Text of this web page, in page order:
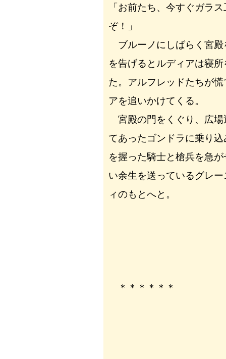
「お前たち、今すぐガラ
ぞ！」
ブルーノにしばらく宮殿
を告げるとルディアは寝
た。アルフレッドたちが
アを追いかけてくる。
宮殿の門をくぐり、広場
てあったゴンドラに乗り
を握った騎士と槍兵を急
い余生を送っているグレ
ィのもとへと。
＊＊＊＊＊＊